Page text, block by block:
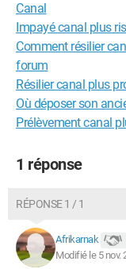
Canal
Impayé canal plus
Comment résilier
forum
Résilier canal plus
Où déposer son
Prélèvement canal
1 réponse
RÉPONSE 1 / 1
Afrikarnak
Modifié le 5 nov.